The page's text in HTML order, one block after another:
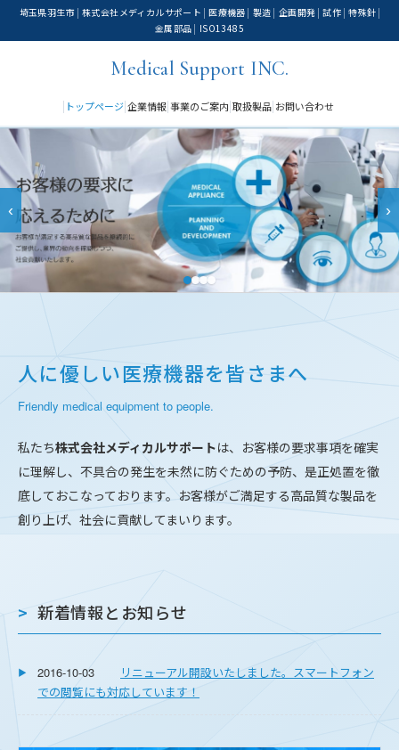
埼玉県羽生市 株式会社メディカルサポート 医療機器 製造 企画開発 試作 特殊針
金属部品
ISO13485
Medical Support INC.
トップページ 企業情報 事業のご案内 取扱製品 お問い合わせ
‹ ›
人に優しい医療機器を皆さまへ
Friendly medical equipment to people.
私たち株式会社メディカルサポートは、お客様の要求事項を確実
に理解し、不具合の発生を未然に防ぐための予防、是正処置を徹
底しておこなっております。お客様がご満足する高品質な製品を
創り上げ、社会に貢献してまいります。
新着情報とお知らせ
2016-10-03
リニューアル開設いたしました。スマートフォン
での閲覧にも対応しています！